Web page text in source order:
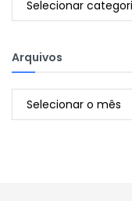
Arquivos
Arquivos